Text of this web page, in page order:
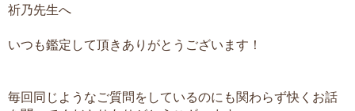
祈乃先生へ
いつも鑑定して頂きありがとうございます！
毎回同じようなご質問をしているのにも関わらず快くお話